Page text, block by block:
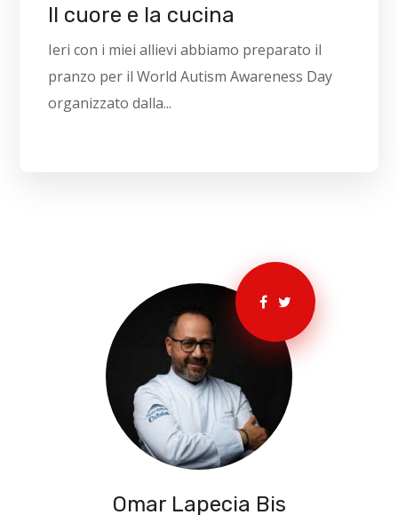
Il cuore e la cucina
Ieri con i miei allievi abbiamo preparato il
pranzo per il World Autism Awareness Day
organizzato dalla...
Omar Lapecia Bis